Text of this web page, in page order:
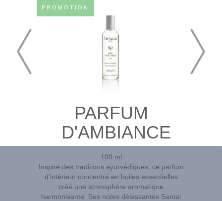
PROMOTION
PARFUM
D'AMBIANCE
100 ml
Inspiré des traditions ayurvédiques, ce parfum
d'intérieur concentré en huiles essentielles
créé une atmosphère aromatique
harmonisante. Ses notes délassantes Santal